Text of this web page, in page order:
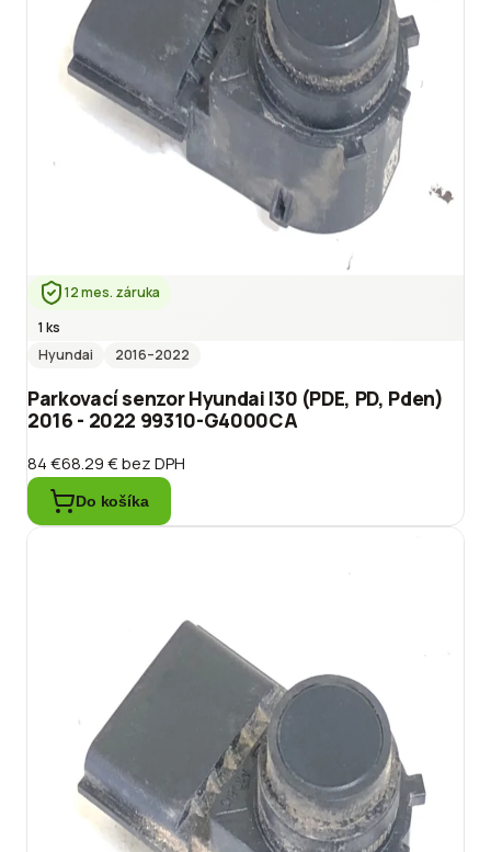
12 mes. záruka
1 ks
Hyundai
2016–2022
Parkovací senzor Hyundai I30 (PDE, PD, Pden)
2016 - 2022 99310-G4000CA
84 €68.29 €bez DPH
Do košíka